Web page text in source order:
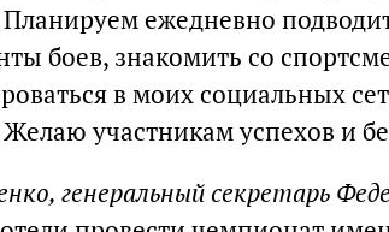
ежедневно
боев, знакомить со
в моих социальных
участникам успехов и
генеральный секретарь